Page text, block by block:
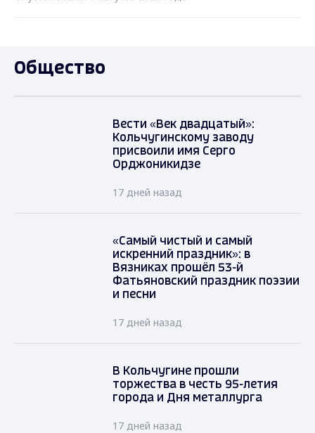
Общество
Вести «Век двадцатый»:
Кольчугинскому заводу
присвоили имя Серго
Орджоникидзе
17 дней назад
«Самый чистый и самый
искренний праздник»: в
Вязниках прошёл 53-й
Фатьяновский праздник поэзии
и песни
17 дней назад
В Кольчугине прошли
торжества в честь 95-летия
города и Дня металлурга
17 дней назад